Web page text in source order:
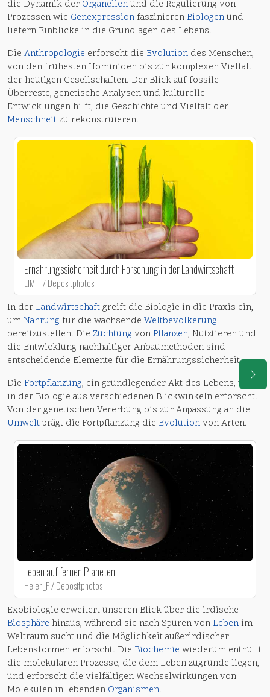
die Dynamik der Organellenund die Regulierung von
Prozessen wie Genexpression faszinieren Biologenund
liefern Einblicke in die Grundlagen des Lebens.
Die Anthropologie erforscht die Evolution des Menschen,
von den frühesten Hominiden bis zur komplexen Vielfalt
der heutigen Gesellschaften. Der Blick auf fossile
Überreste, genetische Analysen und kulturelle
Entwicklungen hilft, die Geschichte und Vielfalt der
Menschheitzu rekonstruieren.
Ernährungssicherheit durch Forschung in der Landwirtschaft
LIMIT / Depositphotos
In der Landwirtschaftgreift die Biologie in die Praxis ein,
um Nahrung für die wachsende Weltbevölkerung
bereitzustellen. Die Züchtung von Pflanzen, Nutztieren und
die Entwicklung nachhaltiger Anbaumethoden sind
entscheidende Elemente für die Ernährungssicherheit.
Die Fortpflanzung, ein grundlegender Akt des Lebens, wird
in der Biologie aus verschiedenen Blickwinkeln erforscht.
Von der genetischen Vererbung bis zur Anpassung an die
Umweltprägt die Fortpflanzung die Evolutionvon Arten.
Leben auf fernen Planeten
Helen_F / Depositphotos
Exobiologie erweitert unseren Blick über die irdische
Biosphäre hinaus, während sie nach Spuren von Leben im
Weltraum sucht und die Möglichkeit außerirdischer
Lebensformen erforscht. Die Biochemie wiederum enthüllt
die molekularen Prozesse, die dem Leben zugrunde liegen,
und erforscht die vielfältigen Wechselwirkungen von
Molekülen in lebenden Organismen.